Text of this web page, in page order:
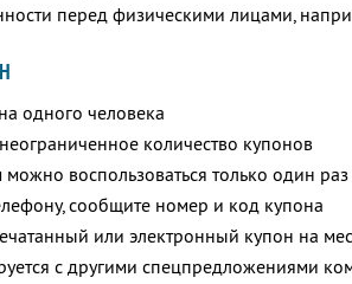
перед физическими лицами,
одного человека
количество купонов
воспользоваться только один раз
сообщите номер и код купона
или электронный купон на
с другими спецпредложениями